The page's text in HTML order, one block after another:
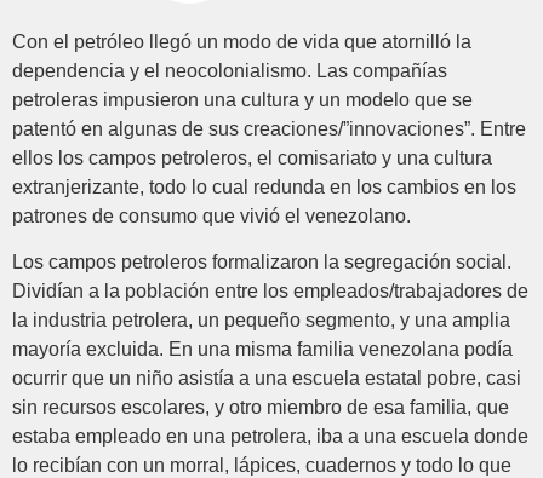
Con el petróleo llegó un modo de vida que atornilló la
dependencia y el neocolonialismo. Las compañías
petroleras impusieron una cultura y un modelo que se
patentó en algunas de sus creaciones/”innovaciones”. Entre
ellos los campos petroleros, el comisariato y una cultura
extranjerizante, todo lo cual redunda en los cambios en los
patrones de consumo que vivió el venezolano.
Los campos petroleros formalizaron la segregación social.
Dividían a la población entre los empleados/trabajadores de
la industria petrolera, un pequeño segmento, y una amplia
mayoría excluida. En una misma familia venezolana podía
ocurrir que un niño asistía a una escuela estatal pobre, casi
sin recursos escolares, y otro miembro de esa familia, que
estaba empleado en una petrolera, iba a una escuela donde
lo recibían con un morral, lápices, cuadernos y todo lo que